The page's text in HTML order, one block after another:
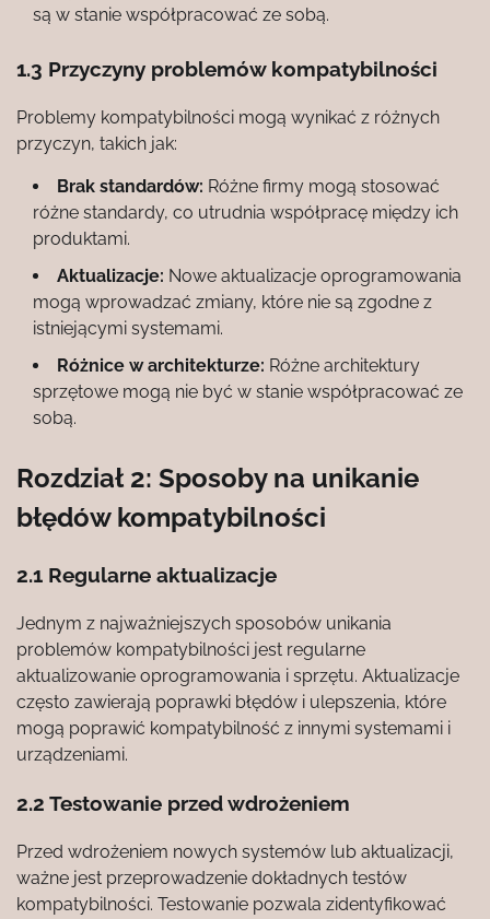
są w stanie współpracować ze sobą.
1.3 Przyczyny problemów kompatybilności
Problemy kompatybilności mogą wynikać z różnych
przyczyn, takich jak:
Brak standardów: Różne firmy mogą stosować
różne standardy, co utrudnia współpracę między ich
produktami.
Aktualizacje: Nowe aktualizacje oprogramowania
mogą wprowadzać zmiany, które nie są zgodne z
istniejącymi systemami.
Różnice w architekturze: Różne architektury
sprzętowe mogą nie być w stanie współpracować ze
sobą.
Rozdział 2: Sposoby na unikanie
błędów kompatybilności
2.1 Regularne aktualizacje
Jednym z najważniejszych sposobów unikania
problemów kompatybilności jest regularne
aktualizowanie oprogramowania i sprzętu. Aktualizacje
często zawierają poprawki błędów i ulepszenia, które
mogą poprawić kompatybilność z innymi systemami i
urządzeniami.
2.2 Testowanie przed wdrożeniem
Przed wdrożeniem nowych systemów lub aktualizacji,
ważne jest przeprowadzenie dokładnych testów
kompatybilności. Testowanie pozwala zidentyfikować